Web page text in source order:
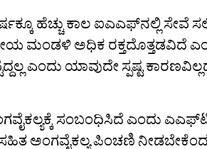
ಹೆಚ್ಚು ಕಾಲ ಐಎಎಫ್‌ನಲ್ಲಿ ಸೇವೆ
ಮಂಡಳಿ ಅಧಿಕ ರಕ್ತದೊತ್ತಡವಿದೆ
ಎಂದು ಯಾವುದೇ ಸ್ಪಷ್ಟ
ಸಂಬಂಧಿಸಿದೆ ಎಂದು
ಅಂಗವೈಕಲ್ಯ ಪಿಂಚಣಿ